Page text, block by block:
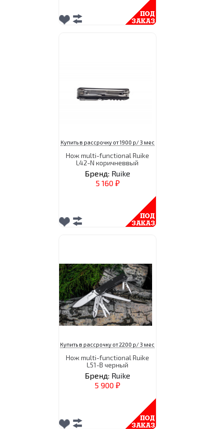
Купить в рассрочку от 1900 р/ 3 мес
Нож multi-functional Ruike
L42-N коричневвый
Бренд: Ruike
5 160 ₽
Купить в рассрочку от 2200 р/ 3 мес
Нож multi-functional Ruike
L51-B черный
Бренд: Ruike
5 900 ₽